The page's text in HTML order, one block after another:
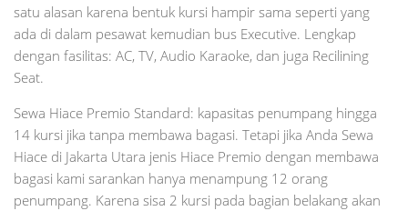
satu alasan karena bentuk kursi hampir sama seperti yang
ada di dalam pesawat kemudian bus Executive. Lengkap
dengan fasilitas: AC, TV, Audio Karaoke, dan juga Recilining
Seat.
Sewa Hiace Premio Standard: kapasitas penumpang hingga
14 kursi jika tanpa membawa bagasi. Tetapi jika Anda Sewa
Hiace di Jakarta Utara jenis Hiace Premio dengan membawa
bagasi kami sarankan hanya menampung 12 orang
penumpang. Karena sisa 2 kursi pada bagian belakang akan